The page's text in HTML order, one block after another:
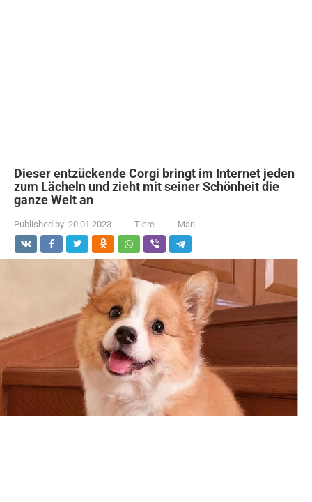
Dieser entzückende Corgi bringt im Internet jeden
zum Lächeln und zieht mit seiner Schönheit die
ganze Welt an
Published by: 20.01.2023 Tiere Mari